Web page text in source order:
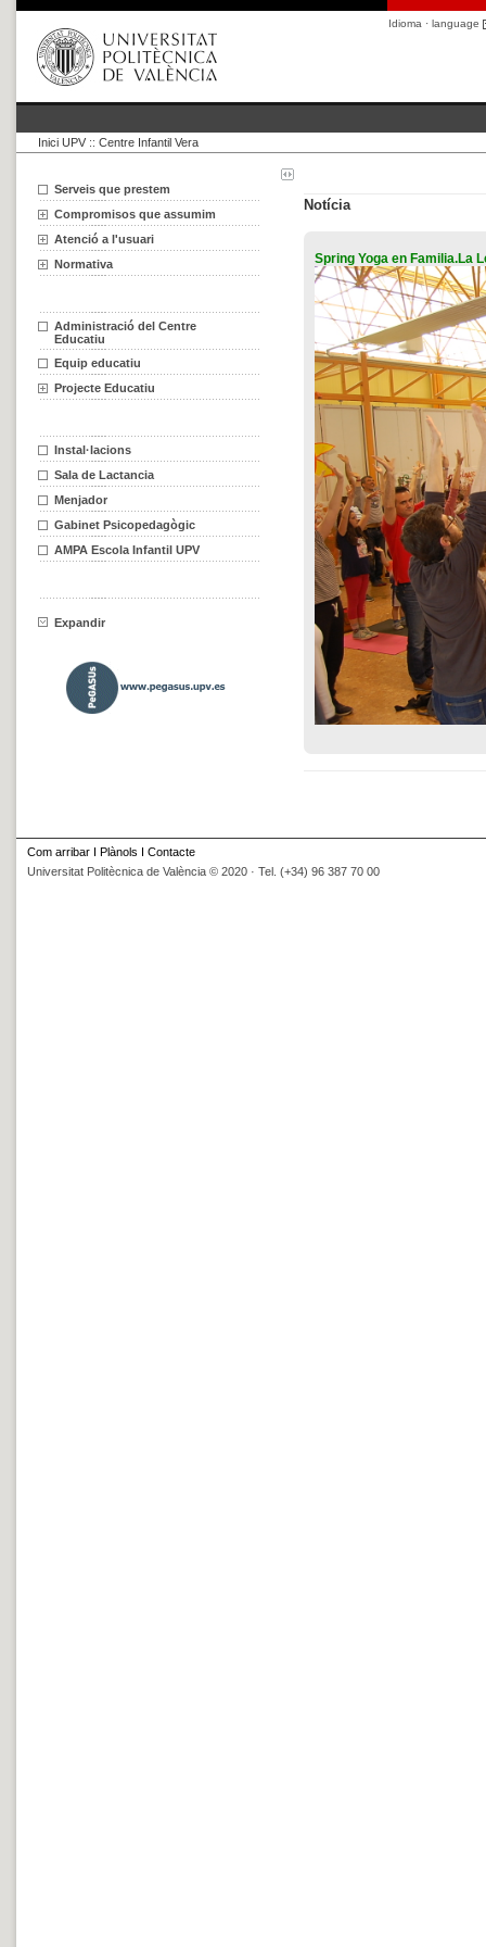
Idioma · language
Inici UPV :: Centre Infantil Vera
Serveis que prestem
Compromisos que assumim
Atenció a l'usuari
Normativa
Administració del Centre
Educatiu
Equip educatiu
Projecte Educatiu
Instal·lacions
Sala de Lactancia
Menjador
Gabinet Psicopedagògic
AMPA Escola Infantil UPV
Expandir
Notícia
Spring Yoga en Familia.La
Com arribar Plànols
Contacte
Universitat Politècnica de València © 2020 · Tel. (+34) 96 387 70 00